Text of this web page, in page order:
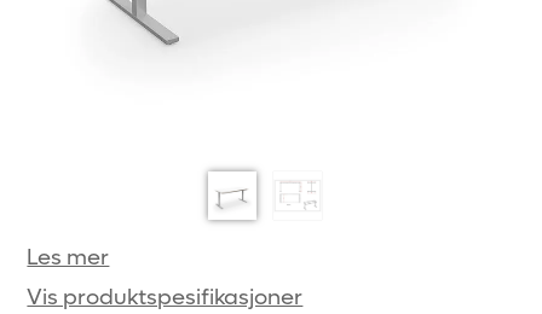
Les mer
Vis produktspesifikasjoner